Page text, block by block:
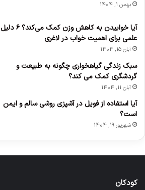
بهمن 1, 1404
آیا خوابیدن به کاهش وزن کمک می‌کند؟ ۶ دلیل
علمی برای اهمیت خواب در لاغری
آبان 15, 1404
سبک زندگی گیاهخواری چگونه به طبیعت و
گردشگری کمک می کند؟
آبان 11, 1404
آیا استفاده از فویل در آشپزی روشی سالم و ایمن
است؟
شهریور 19, 1404
کودکان